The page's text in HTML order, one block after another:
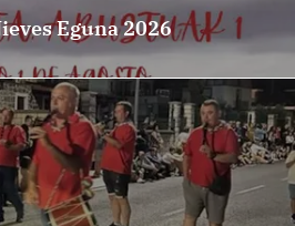
Eguna 2026